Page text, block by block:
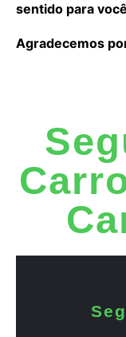
sentido para
Agradecemos